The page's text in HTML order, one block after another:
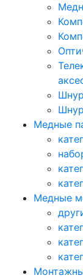
Медные
Медные